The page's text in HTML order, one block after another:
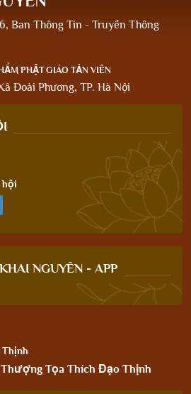
Ban Thông Tin - Truyền Thông
PHẬT GIÁO TẢN VIÊN
Đoài Phương, TP. Hà Nội
hội
NGUYÊN - APP
Tọa Thích Đạo Thịnh